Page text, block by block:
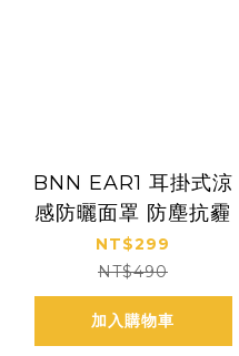
BNN EAR1 耳掛式涼
感防曬面罩 防塵抗霾
NT$299
NT$490
加入購物車